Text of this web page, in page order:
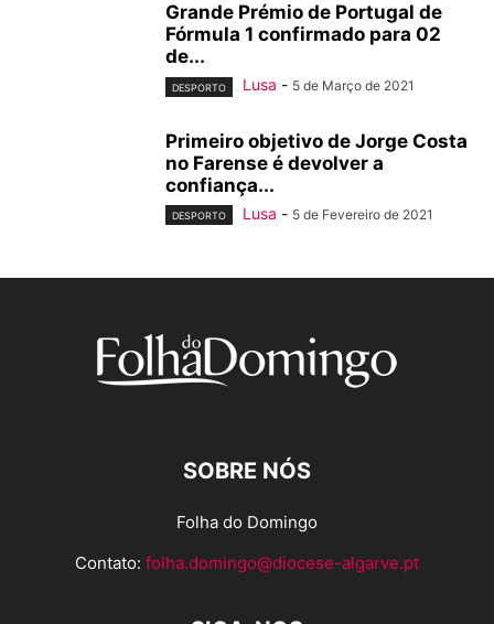
Grande Prémio de Portugal de
Fórmula 1 confirmado para 02
de...
DESPORTO Lusa - 5 de Março de 2021
Primeiro objetivo de Jorge Costa
no Farense é devolver a
confiança...
DESPORTO Lusa - 5 de Fevereiro de 2021
SOBRE NÓS
Folha do Domingo
Contato: folha.domingo@diocese-algarve.pt